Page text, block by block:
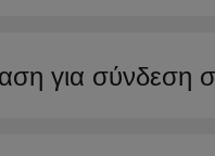
για